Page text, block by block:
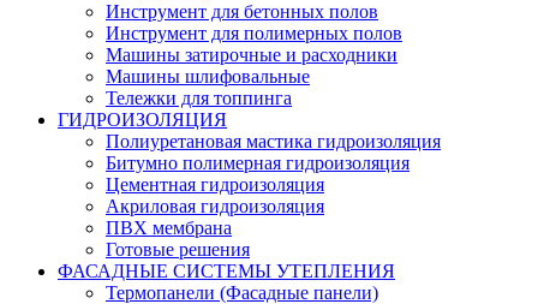
Инструмент для бетонных полов
Инструмент для полимерных полов
Машины затирочные и расходники
Машины шлифовальные
Тележки для топпинга
ГИДРОИЗОЛЯЦИЯ
Полиуретановая мастика гидроизоляция
Битумно полимерная гидроизоляция
Цементная гидроизоляция
Акриловая гидроизоляция
ПВХ мембрана
Готовые решения
ФАСАДНЫЕ СИСТЕМЫ УТЕПЛЕНИЯ
Термопанели (Фасадные панели)